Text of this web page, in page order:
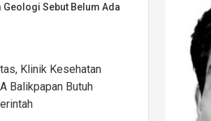
Geologi Sebut Belum Ada